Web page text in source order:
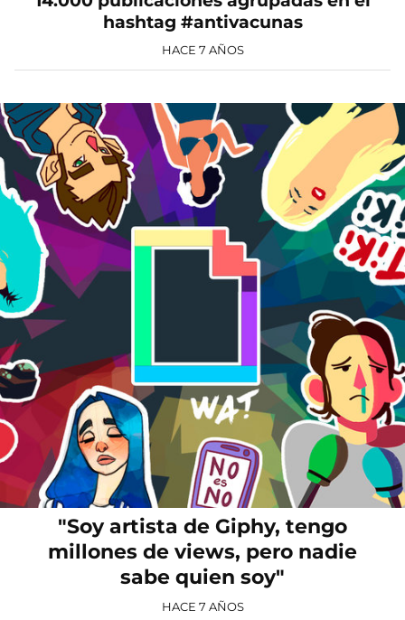
hashtag #antivacunas
HACE 7 AÑOS
"Soy artista de Giphy, tengo
millones de views, pero nadie
sabe quien soy"
HACE 7 AÑOS